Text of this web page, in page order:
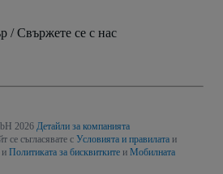
/ Свържете се с нас
2026 Детайли за компанията
се съгласявате с Условията и правилата и
и Политиката за бисквитките и Мобилната